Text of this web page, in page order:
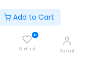
Add to Cart
0
Wishlist Account